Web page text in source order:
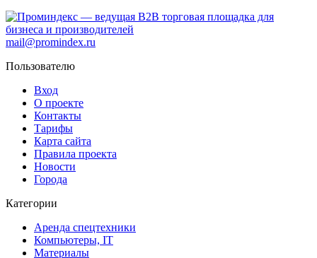
mail@promindex.ru
Пользователю
Вход
О проекте
Контакты
Тарифы
Карта сайта
Правила проекта
Новости
Города
Категории
Аренда спецтехники
Компьютеры, IT
Материалы